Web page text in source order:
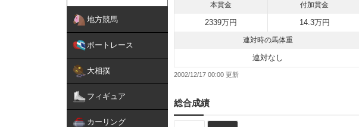
地方競馬
ボートレース
大相撲
フィギュア
カーリング
本賞金 付加賞金
2339万円 14.3万円
連対時の馬体重
連対なし
2002/12/17 00:00
総合成績